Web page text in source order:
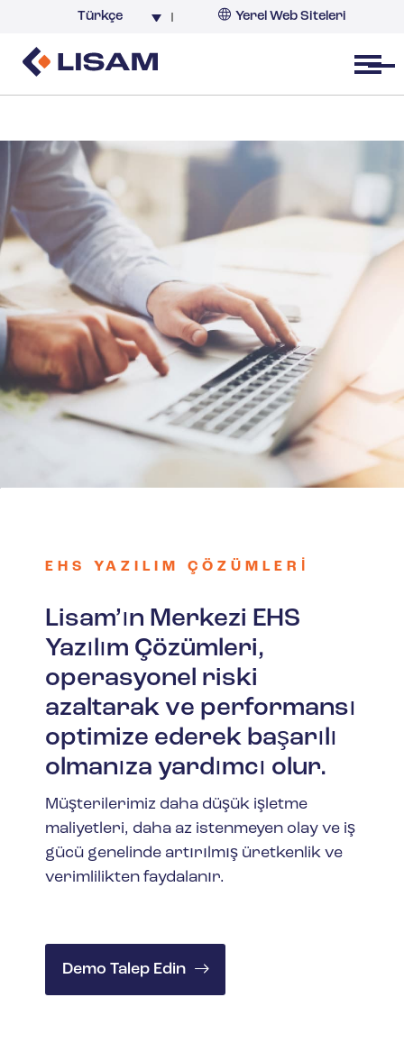
Türkçe Yerel Web Siteleri
Open menu
EHS YAZILIM ÇÖZÜMLERI
Lisam’ın Merkezi EHS
Yazılım Çözümleri,
operasyonel riski
azaltarak ve performansı
optimize ederek başarılı
olmanıza yardımcı olur.
Müşterilerimiz daha düşük işletme
maliyetleri, daha az istenmeyen olay ve iş
gücü genelinde artırılmış üretkenlik ve
verimlilikten faydalanır.
Demo Talep Edin